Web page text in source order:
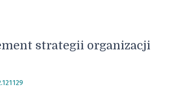
strategii organizacji